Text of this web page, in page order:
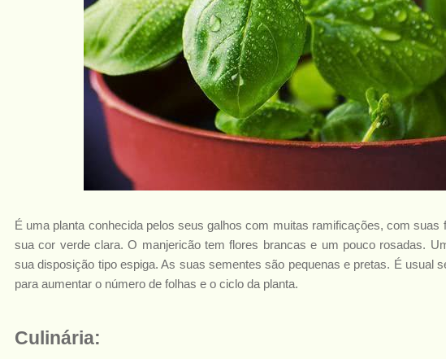
É uma planta conhecida pelos seus galhos com muitas ramificações, com
sua cor verde clara. O manjericão tem flores brancas e um pouco rosadas.
sua disposição tipo espiga. As suas sementes são pequenas e pretas. É usual
para aumentar o número de folhas e o ciclo da planta.
Culinária: